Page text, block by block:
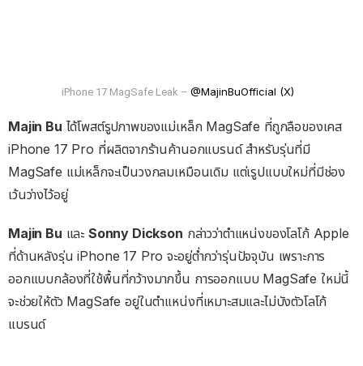
iPhone 17 MagSafe Leak – @MajinBuOfficial (X)
Majin Bu ได้โพสต์รูปภาพของแม่เหล็ก MagSafe ที่ถูกลือของเคส
iPhone 17 Pro ที่ผลิตจากร้านค้านอกแบรนด์ สำหรับรุ่นที่มี
MagSafe แม่เหล็กจะเป็นวงกลมเหมือนเดิม แต่เรูปแบบใหม่ที่มีช่อง
เว้นว่างไว้อยู่
Majin Bu และ Sonny Dickson กล่าวว่าตำแหน่งของโลโก้ Apple
ที่ด้านหลังรุ่น iPhone 17 Pro จะอยู่ต่ำกว่ารุ่นปัจจุบัน เพราะการ
ออกแบบกล้องที่ใช้พื้นที่กว้างมากขึ้น การออกแบบ MagSafe ใหม่นี้
จะช่วยให้ตัว MagSafe อยู่ในตำแหน่งที่เหมาะสมและไม่บังตัวโลโก้
แบรนด์